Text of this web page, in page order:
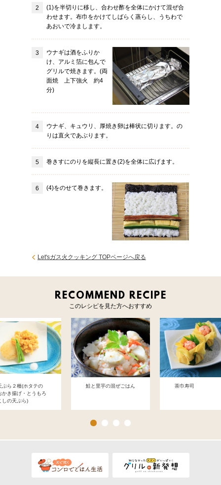
(1)を半切りに移し、合わせ酢を全体にかけて混ぜ合
わせます。布巾をかけてしばらく蒸らし、うちわで
あおいで冷まします。
ウナギは酒をふりか
け、アルミ箔に包んで
グリルで焼きます。(両
面焼 上下強火 約4
分)
ウナギ、キュウリ、厚焼き卵は棒状に切ります。の
りは直火であぶります。
巻きすにのりを縦長に置き(2)を全体に広げます。
(4)をのせて巻きます。
Let'sガス火クッキング TOPページへ戻る
RECOMMEND RECIPE
このレシピを見た方へおすすめ
ぷら２種(ホタテの
かき揚げ・とうもろ
しの天ぷら)
鮭と里芋の混ぜごはん 茶巾寿司